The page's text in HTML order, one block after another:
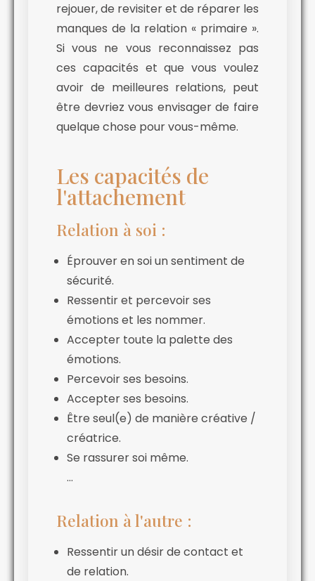
rejouer, de revisiter et de réparer les
manques de la relation « primaire ».
Si vous ne vous reconnaissez pas
ces capacités et que vous voulez
avoir de meilleures relations, peut
être devriez vous envisager de faire
quelque chose pour vous-même.
Les capacités de
l'attachement
Relation à soi :
Éprouver en soi un sentiment de
sécurité.
Ressentir et percevoir ses
émotions et les nommer.
Accepter toute la palette des
émotions.
Percevoir ses besoins.
Accepter ses besoins.
Être seul(e) de manière créative /
créatrice.
Se rassurer soi même.
…
Relation à l'autre :
Ressentir un désir de contact et
de relation.